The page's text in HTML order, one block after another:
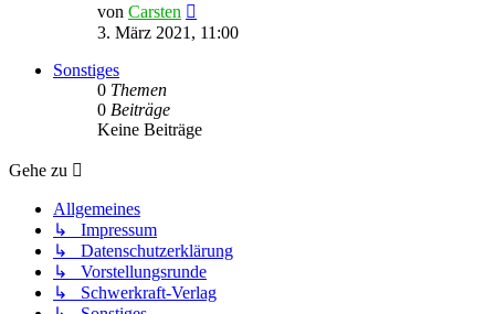
von Carsten
Beitrag
3. März 2021, 11:00
Sonstiges
0 Themen
0 Beiträge
Keine Beiträge
Gehe zu
Allgemeines
↳ Impressum
↳ Datenschutzerklärung
↳ Vorstellungsrunde
↳ Schwerkraft-Verlag